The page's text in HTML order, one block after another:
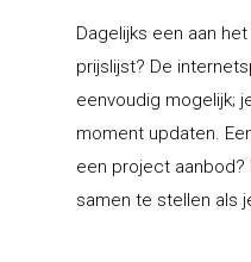
Dagelijks een aan
prijslijst? De
eenvoudig mogelijk;
moment updaten.
een project aanbod?
samen te stellen als